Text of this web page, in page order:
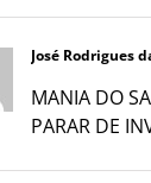
José Rodrigues
MANIA DO
PARAR DE